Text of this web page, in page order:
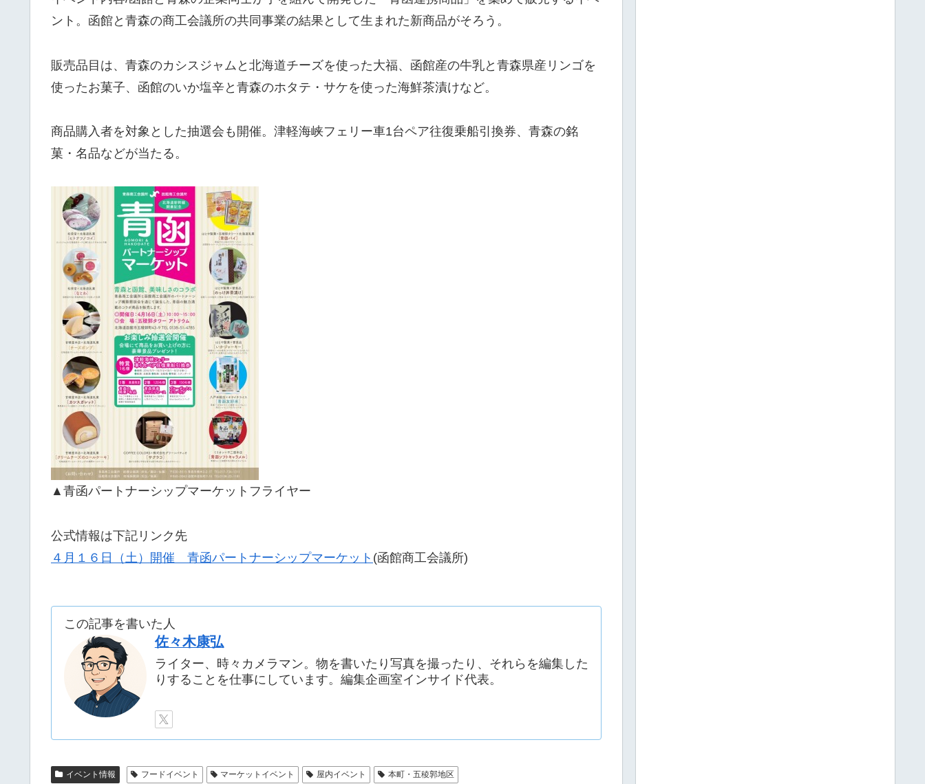
ント。函館と青森の商工会議所の共同事業の結果として生まれた新商品がそろう。
販売品目は、青森のカシスジャムと北海道チーズを使った大福、函館産の牛乳と青森県産リンゴを
使ったお菓子、函館のいか塩辛と青森のホタテ・サケを使った海鮮茶漬けなど。
商品購入者を対象とした抽選会も開催。津軽海峡フェリー車1台ペア往復乗船引換券、青森の銘
菓・名品などが当たる。
▲青函パートナーシップマーケットフライヤー
公式情報は下記リンク先
４月１６日（土）開催 青函パートナーシップマーケット (函館商工会議所)
この記事を書いた人
佐々木康弘
ライター、時々カメラマン。物を書いたり写真を撮ったり、それらを編集した
りすることを仕事にしています。編集企画室インサイド代表。
イベント情報 フードイベント マーケットイベント 屋内イベント 本町・五稜郭地区